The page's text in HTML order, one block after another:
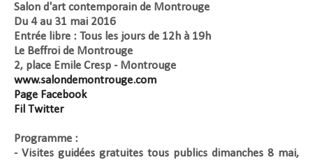
Salon d'art contemporain de Montrouge
Du 4 au 31 mai 2016
Entrée libre : Tous les jours de 12h à 19h
Le Beffroi de Montrouge
2, place Emile Cresp - Montrouge
www.salondemontrouge.com
Page Facebook
Fil Twitter
Programme :
- Visites guidées gratuites tous publics dimanches 8 mai,